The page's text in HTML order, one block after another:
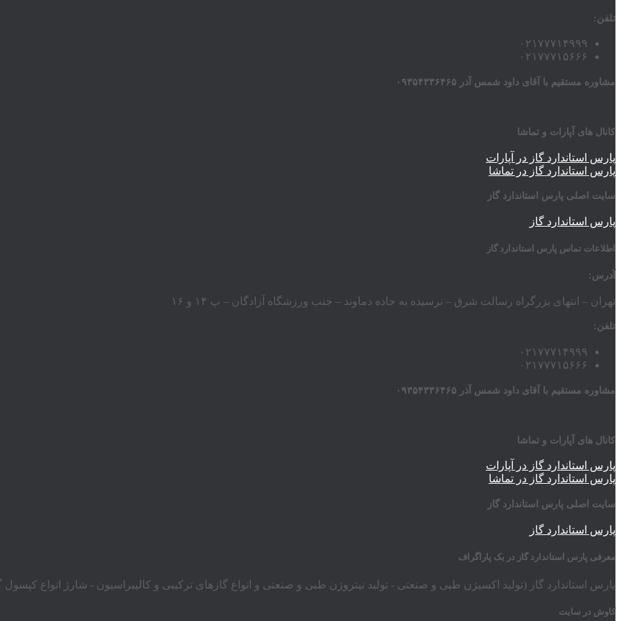
تلفن:
۰۲۱۷۷۷۱۴۹۹۹
۰۲۱۷۷۷۱۵۶۶۶
مشاوره مستقیم با آقای داود شمس آذر ۰۹۳۵۴۳۳۶۴۶۵
کانال های آپارات و تماشا
پارس استاندارد گاز در آپارات
پارس استاندارد گاز در تماشا
سایت اصلی پارس استاندارد گاز
پارس استاندارد گاز
اطلاعات تماس پارس استاندارد گاز
آدرس:
تهران – انتهای بزرگراه رسالت شرق – نرسیده به جاده دماوند – جنب ورزشگاه آزادگان – پ ۱۴ و ۱۶
تلفن:
۰۲۱۷۷۷۱۴۹۹۹
۰۲۱۷۷۷۱۵۶۶۶
مشاوره مستقیم با آقای داود شمس آذر ۰۹۳۵۴۳۳۶۴۶۵
کانال های آپارات و تماشا
پارس استاندارد گاز در آپارات
پارس استاندارد گاز در تماشا
سایت اصلی پارس استاندارد گاز
پارس استاندارد گاز
معرفی پارس استاندارد گاز در یک پاراگراف
پارس استاندارد گاز (تولید اکسیژن طبی و صنعتی - تولید نیتروژن طبی و صنعتی و انواع گازهای ترکیبی و کالیبراسیون - شارژ انواع
کاوش در سایت